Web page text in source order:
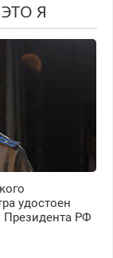
Я
удостоен
Президента РФ